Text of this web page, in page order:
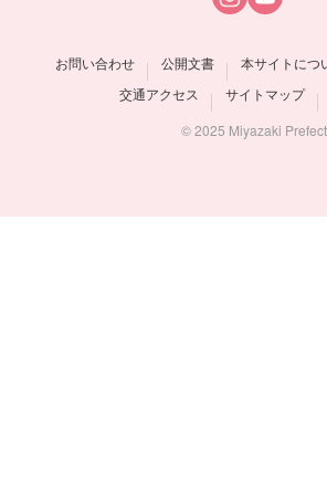
お問い合わせ 公開文書 本サイトにつ
交通アクセス
サイトマップ
© 2025 Miyazaki